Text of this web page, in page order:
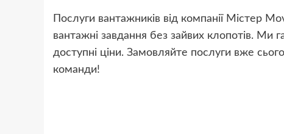
Послуги вантажників від компанії Містер
вантажні завдання без зайвих клопотів. Ми
доступні ціни. Замовляйте послуги вже
команди!